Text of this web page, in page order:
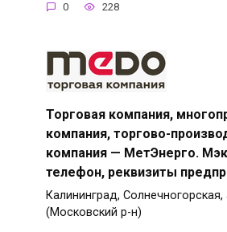
0 228
Торговая компания,
компания, торгово-
компания — МетЭнерго.
телефон, реквизиты
Калининград, Солнечногорская,
(Московский р-н)